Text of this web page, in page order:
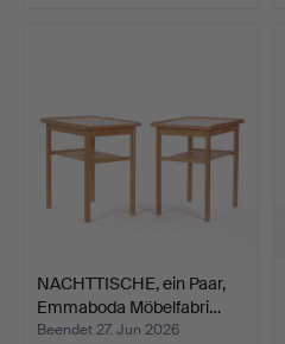
NACHTTISCHE, ein Paar,
Emmaboda Möbelfabri…
Beendet 27. Jun 2026